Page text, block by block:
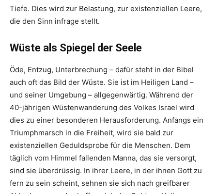
Tiefe. Dies wird zur Belastung, zur existenziellen Leere,
die den Sinn infrage stellt.
Wüste als Spiegel der Seele
Öde, Entzug, Unterbrechung – dafür steht in der Bibel
auch oft das Bild der Wüste. Sie ist im Heiligen Land –
und seiner Umgebung – allgegenwärtig. Während der
40-jährigen Wüstenwanderung des Volkes Israel wird
dies zu einer besonderen Herausforderung. Anfangs ein
Triumphmarsch in die Freiheit, wird sie bald zur
existenziellen Geduldsprobe für die Menschen. Dem
täglich vom Himmel fallenden Manna, das sie versorgt,
sind sie überdrüssig. In ihrer Leere, in der ihnen Gott zu
fern zu sein scheint, sehnen sie sich nach greifbarer